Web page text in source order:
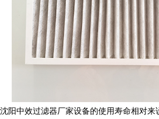
沈阳中效过滤器厂家设备的使用寿命相对